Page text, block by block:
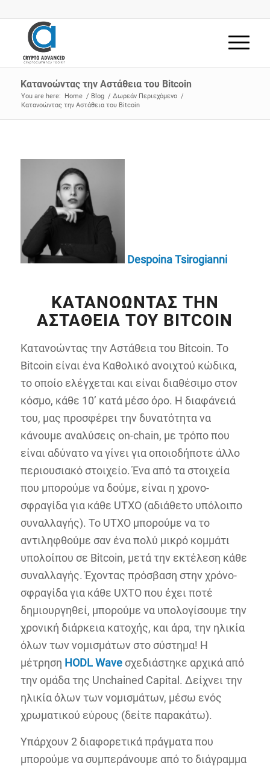
Κατανοώντας την Αστάθεια του Bitcoin
You are here: Home / Blog / Δωρεάν Περιεχόμενο /
Κατανοώντας την Αστάθεια του Bitcoin
Despoina Tsirogianni
ΚΑΤΑΝΟΏΝΤΑΣ ΤΗΝ
ΑΣΤΆΘΕΙΑ ΤΟΥ BITCOIN
Κατανοώντας την Αστάθεια του Bitcoin. To
Bitcoin είναι ένα Καθολικό ανοιχτού κώδικα,
το οποίο ελέγχεται και είναι διαθέσιμο στον
κόσμο, κάθε 10’ κατά μέσο όρο. Η διαφάνειά
του, μας προσφέρει την δυνατότητα να
κάνουμε αναλύσεις on-chain, με τρόπο που
είναι αδύνατο να γίνει για οποιοδήποτε άλλο
περιουσιακό στοιχείο. Ένα από τα στοιχεία
που μπορούμε να δούμε, είναι η χρονο-
σφραγίδα για κάθε UTXO (αδιάθετο υπόλοιπο
συναλλαγής). Το UTXO μπορούμε να το
αντιληφθούμε σαν ένα πολύ μικρό κομμάτι
υπολοίπου σε Bitcoin, μετά την εκτέλεση κάθε
συναλλαγής. Έχοντας πρόσβαση στην χρόνο-
σφραγίδα για κάθε UXTO που έχει ποτέ
δημιουργηθεί, μπορούμε να υπολογίσουμε την
χρονική διάρκεια κατοχής, και άρα, την ηλικία
όλων των νομισμάτων στο σύστημα! Η
μέτρηση HODLWaveσχεδιάστηκε αρχικά από
την ομάδα της Unchained Capital. Δείχνει την
ηλικία όλων των νομισμάτων, μέσω ενός
χρωματικού εύρους (δείτε παρακάτω).
Υπάρχουν 2 διαφορετικά πράγματα που
μπορούμε να συμπεράνουμε από το διάγραμμα